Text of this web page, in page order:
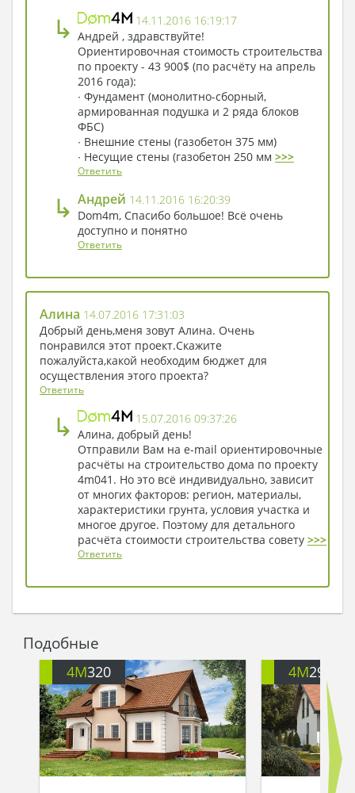
↳
14.11.2016 16:19:17
Андрей , здравствуйте!
Ориентировочная стоимость строительства
по проекту - 43 900$ (по расчёту на апрель
2016 года):
∙ Фундамент (монолитно-сборный,
армированная подушка и 2 ряда блоков
ФБС)
∙ Внешние стены (газобетон 375 мм)
∙ Несущие стены (газобетон 250 мм >>>
Ответить
↳ Андрей 14.11.2016 16:20:39
Dom4m, Спасибо большое! Всё очень
доступно и понятно
Ответить
Алина 14.07.2016 17:31:03
Добрый день,меня зовут Алина. Очень
понравился этот проект.Скажите
пожалуйста,какой необходим бюджет для
осуществления этого проекта?
Ответить
↳
15.07.2016 09:37:26
Алина, добрый день!
Отправили Вам на e-mail ориентировочные
расчёты на строительство дома по проекту
4m041. Но это всё индивидуально, зависит
от многих факторов: регион, материалы,
характеристики грунта, условия участка и
многое другое. Поэтому для детального
расчёта стоимости строительства совету >>>
Ответить
Подобные
4M320 4M290A